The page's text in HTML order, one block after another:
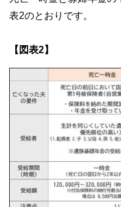
表2のとおりです。
【図表2】